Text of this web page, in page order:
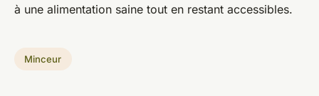
à une alimentation saine tout en restant accessibles.
Minceur